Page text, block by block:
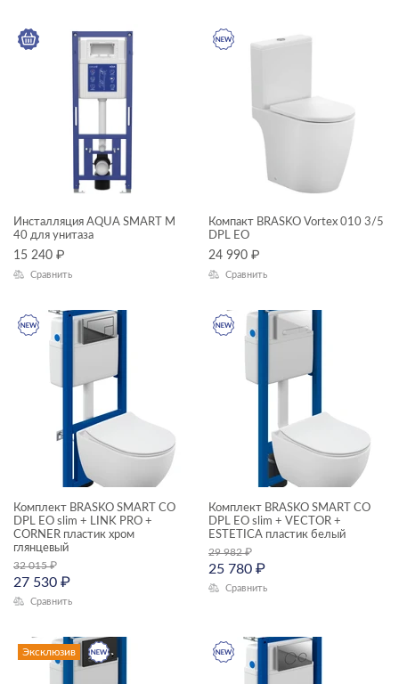
КАТЕГОРИЯ
акриловые ванны
душевое оборудование
инсталляции и комплекты
инсталяции и комплекты
Комплекты смесителей
раковины и пьедесталы
смесители
унитазы, биде, писсуары
ТИП ПРОДУКТА
душевая система
зеркала
зеркала-шкафчики
кнопки для инсталляций
комплектующие для мебели
комплекты (готовые решения)
модули для шкафчиков
ЦЕНА, ₽
Ширина, см
Инсталляция AQUA SMART M
40 для унитаза
15 240 ₽
Сравнить
Компакт BRASKO Vortex 010 3/5
DPL EO
24 990 ₽
Сравнить
Комплект BRASKO SMART CO
DPL EO slim + LINK PRO +
CORNER пластик хром
глянцевый
32 015₽
27 530 ₽
Сравнить
Комплект BRASKO SMART CO
DPL EO slim + VECTOR +
ESTETICA пластик белый
29 982₽
25 780 ₽
Сравнить
Эксклюзив